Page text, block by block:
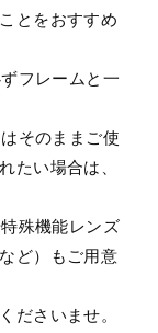
とをおすすめ
フレームと一
そのままご使
たい場合は、
殊機能レンズ
ど）もご用意
ださいませ。